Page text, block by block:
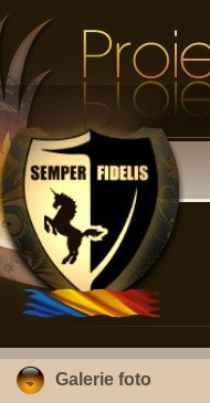
Galerie foto